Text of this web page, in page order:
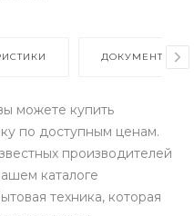
ДОКУМЕНТЫ
можете купить
по доступным ценам.
производителей
каталоге
техника, которая